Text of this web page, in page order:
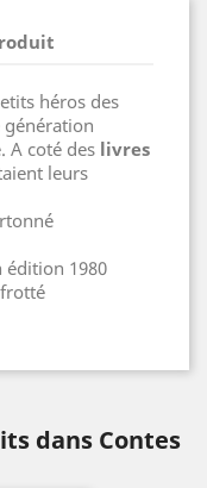
héros des
A coté des livres
leurs
édition 1980
dans Contes